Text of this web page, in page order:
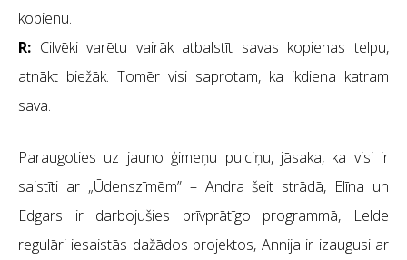
kopienu.
R: Cilvēki varētu vairāk atbalstīt savas kopienas telpu,
atnākt biežāk. Tomēr visi saprotam, ka ikdiena katram
sava.
Paraugoties uz jauno ģimeņu pulciņu, jāsaka, ka visi ir
saistīti ar „Ūdenszīmēm” – Andra šeit strādā, Elīna un
Edgars ir darbojušies brīvprātīgo programmā, Lelde
regulāri iesaistās dažādos projektos, Annija ir izaugusi ar